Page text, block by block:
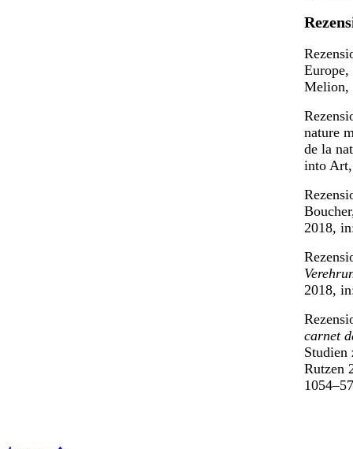
Melion,
nature
de la
into
2018,
2018,
carnet
Studien
Rutzen